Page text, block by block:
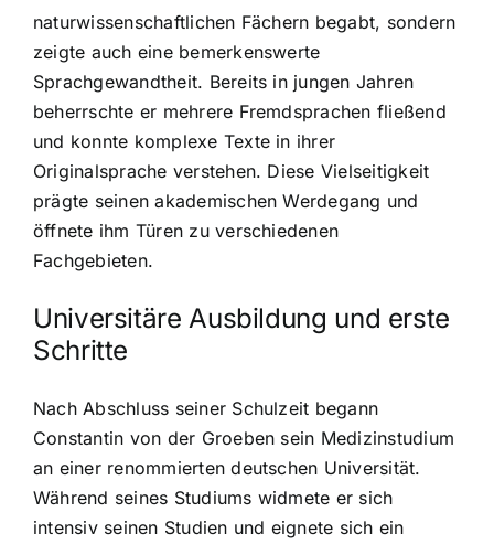
naturwissenschaftlichen Fächern begabt, sondern
zeigte auch eine bemerkenswerte
Sprachgewandtheit. Bereits in jungen Jahren
beherrschte er mehrere Fremdsprachen fließend
und konnte komplexe Texte in ihrer
Originalsprache verstehen. Diese Vielseitigkeit
prägte seinen akademischen Werdegang und
öffnete ihm Türen zu verschiedenen
Fachgebieten.
Universitäre Ausbildung und erste
Schritte
Nach Abschluss seiner Schulzeit begann
Constantin von der Groeben sein Medizinstudium
an einer renommierten deutschen Universität.
Während seines Studiums widmete er sich
intensiv seinen Studien und eignete sich ein